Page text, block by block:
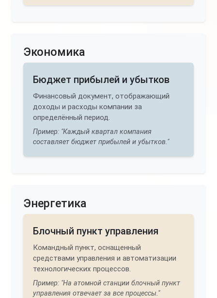
Экономика
Бюджет прибылей и убытков
Финансовый документ, отображающий
доходы и расходы компании за
определённый период.
Пример: "Каждый квартал компания
составляет бюджет прибылей и убытков."
Энергетика
Блочный пункт управления
Командный пункт, оснащенный
средствами управления и автоматизации
технологических процессов.
Пример: "На атомной станции блочный пункт
управления отвечает за все процессы."